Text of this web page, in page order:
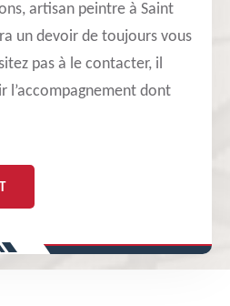
artisan peintre à Saint
un devoir de toujours vous
pas à le contacter, il
l’accompagnement dont